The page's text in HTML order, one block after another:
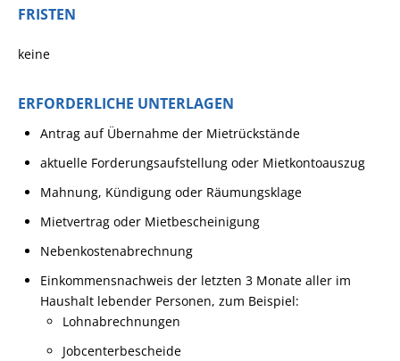
FRISTEN
keine
ERFORDERLICHE UNTERLAGEN
Antrag auf Übernahme der Mietrückstände
aktuelle Forderungsaufstellung oder Mietkontoauszug
Mahnung, Kündigung oder Räumungsklage
Mietvertrag oder Mietbescheinigung
Nebenkostenabrechnung
Einkommensnachweis der letzten 3 Monate aller im
Haushalt lebender Personen, zum Beispiel:
Lohnabrechnungen
Jobcenterbescheide